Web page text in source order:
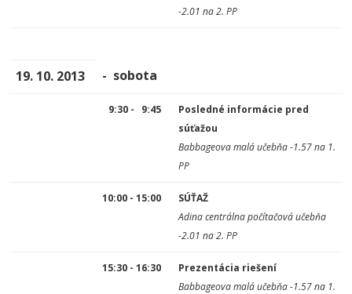
-2.01 na 2. PP
19. 10. 2013 - sobota
9:30 - 9:45
Posledné informácie pred
súťažou
Babbageova malá učebňa -1.57 na 1.
PP
10:00 - 15:00
SÚŤAŽ
Adina centrálna počítačová učebňa
-2.01 na 2. PP
15:30 - 16:30
Prezentácia riešení
Babbageova malá učebňa -1.57 na 1.